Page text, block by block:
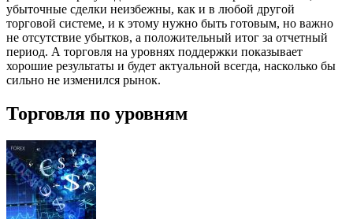
убыточные сделки неизбежны, как и в любой другой
торговой системе, и к этому нужно быть готовым, но важно
не отсутствие убытков, а положительный итог за отчетный
период. А торговля на уровнях поддержки показывает
хорошие результаты и будет актуальной всегда, насколько бы
сильно не изменился рынок.
Торговля по уровням